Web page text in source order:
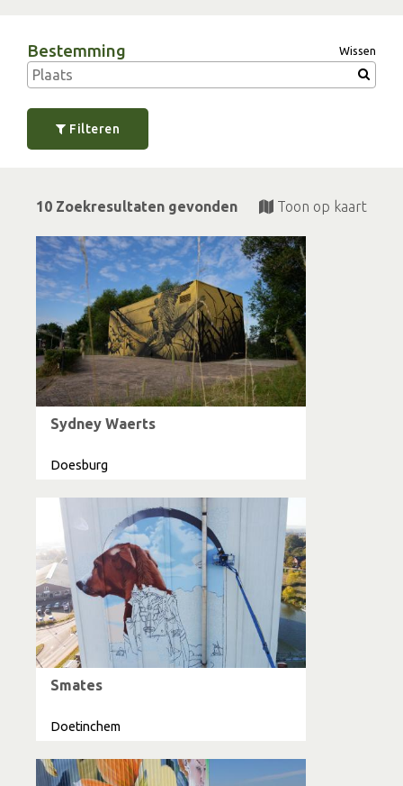
Bestemming Wissen
Filteren
10 Zoekresultaten gevonden Toon op kaart
Sydney Waerts
Doesburg
Smates
Doetinchem